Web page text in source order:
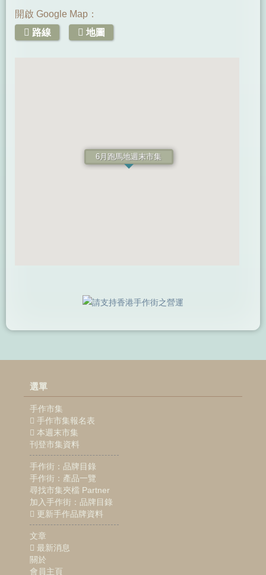
開啟 Google Map：
路線
地圖
6月跑馬地週末市集
選單
手作市集
手作市集報名表
本週末市集
刊登市集資料
手作街：品牌目錄
手作街：產品一覽
尋找市集夾檔 Partner
加入手作街：品牌目錄
更新手作品牌資料
文章
最新消息
關於
會員主頁